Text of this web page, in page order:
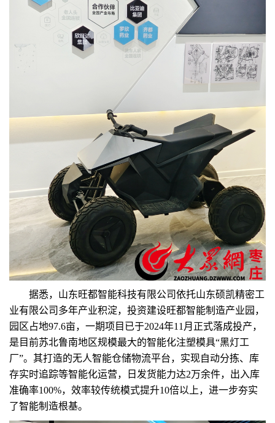
据悉，山东旺都智能科技有限公司依托山东硕凯精密工
业有限公司多年产业积淀，投资建设旺都智能制造产业园，
园区占地97.6亩，一期项目已于2024年11月正式落成投产，
是目前苏北鲁南地区规模最大的智能化注塑模具“黑灯工
厂”。其打造的无人智能仓储物流平台，实现自动分拣、库
存实时追踪等智能化运营，日发货能力达2万余件，出入库
准确率100%，效率较传统模式提升10倍以上，进一步夯实
了智能制造根基。